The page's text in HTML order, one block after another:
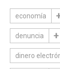
economía
denuncia
dinero